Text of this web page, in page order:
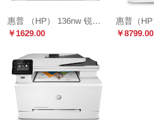
惠普 （HP） 136nw 锐系列新品激光多功能一体机 三合一 打印复印扫描 M1136升级款网络无线版
￥1629.00
￥8799.00